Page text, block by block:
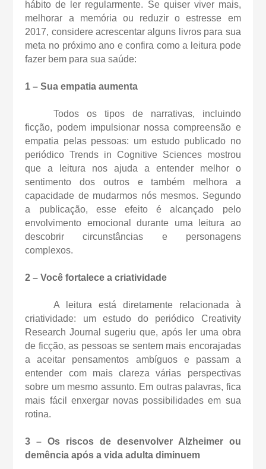
hábito de ler regularmente. Se quiser viver mais,
melhorar a memória ou reduzir o estresse em
2017, considere acrescentar alguns livros para sua
meta no próximo ano e confira como a leitura pode
fazer bem para sua saúde:
1 – Sua empatia aumenta
Todos os tipos de narrativas, incluindo
ficção, podem impulsionar nossa compreensão e
empatia pelas pessoas: um estudo publicado no
periódico Trends in Cognitive Sciences mostrou
que a leitura nos ajuda a entender melhor o
sentimento dos outros e também melhora a
capacidade de mudarmos nós mesmos. Segundo
a publicação, esse efeito é alcançado pelo
envolvimento emocional durante uma leitura ao
descobrir circunstâncias e personagens
complexos.
2 – Você fortalece a criatividade
A leitura está diretamente relacionada à
criatividade: um estudo do periódico Creativity
Research Journal sugeriu que, após ler uma obra
de ficção, as pessoas se sentem mais encorajadas
a aceitar pensamentos ambíguos e passam a
entender com mais clareza várias perspectivas
sobre um mesmo assunto. Em outras palavras, fica
mais fácil enxergar novas possibilidades em sua
rotina.
3 – Os riscos de desenvolver Alzheimer ou
demência após a vida adulta diminuem